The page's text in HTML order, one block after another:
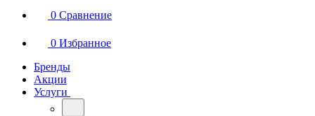
0 Сравнение
0 Избранное
Бренды
Акции
Услуги